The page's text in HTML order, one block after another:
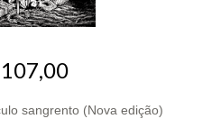
sangrento (Nova edição)